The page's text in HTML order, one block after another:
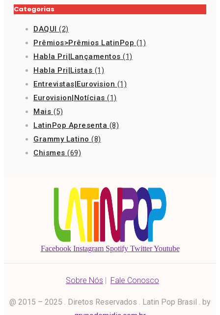
Categorias
DAQUI (2)
Prêmios>Prêmios LatinPop (1)
Habla Pri|Lançamentos (1)
Habla Pri|Listas (1)
Entrevistas|Eurovision (1)
Eurovision|Notícias (1)
Mais (5)
LatinPop Apresenta (8)
Grammy Latino (8)
Chismes (69)
Facebook Instagram Spotify Twitter Youtube
Sobre Nós | Fale Conosco
@ 2015 – 2025 . Diretos Reservados . Latin Pop Brasil . by